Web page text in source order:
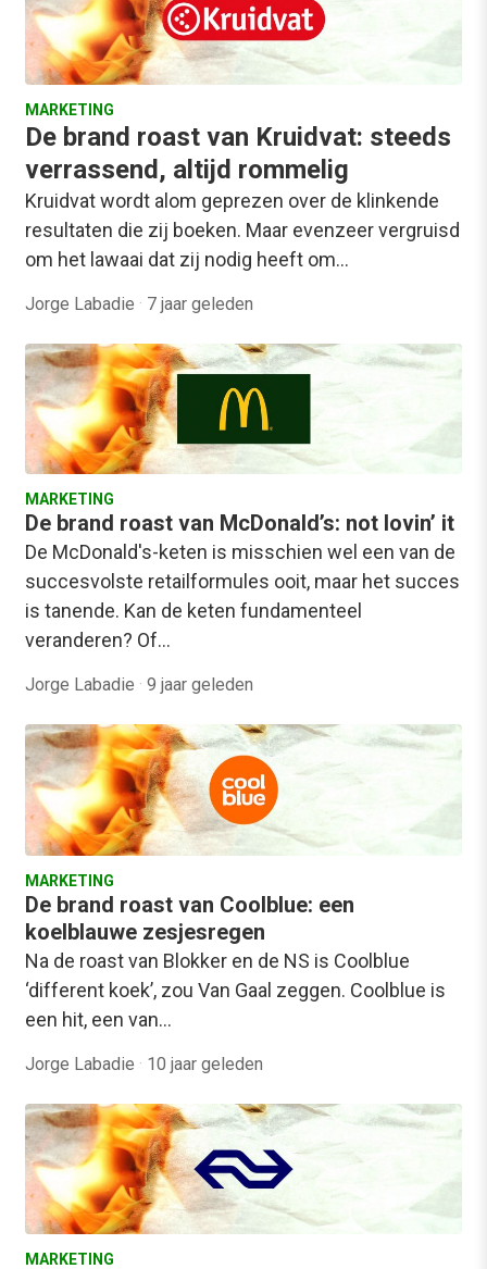
MARKETING
De brand roast van Kruidvat: steeds
verrassend, altijd rommelig
Kruidvat wordt alom geprezen over de klinkende
resultaten die zij boeken. Maar evenzeer vergruisd
om het lawaai dat zij nodig heeft om…
Jorge Labadie · 7 jaar geleden
MARKETING
De brand roast van McDonald’s: not lovin’ it
De McDonald's-keten is misschien wel een van de
succesvolste retailformules ooit, maar het succes
is tanende. Kan de keten fundamenteel
veranderen? Of…
Jorge Labadie · 9 jaar geleden
MARKETING
De brand roast van Coolblue: een
koelblauwe zesjesregen
Na de roast van Blokker en de NS is Coolblue
‘different koek’, zou Van Gaal zeggen. Coolblue is
een hit, een van…
Jorge Labadie · 10 jaar geleden
MARKETING